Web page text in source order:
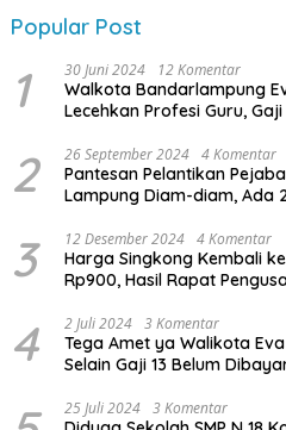
Popular Post
1 30 Juni 2024 12 Komentar
Walkota Bandarlampung
Lecehkan Profesi Guru,
2 26 September 2024 4 Komentar
Pantesan Pelantikan
Lampung Diam-diam, Ada
3 12 Desember 2024 4 Komentar
Harga Singkong Kembali
Rp900, Hasil Rapat
Lampung
4 2 Juli 2024 3 Komentar
Tega Amet ya Walikota
Selain Gaji 13 Belum
Dibayar
25 Juli 2024 3 Komentar